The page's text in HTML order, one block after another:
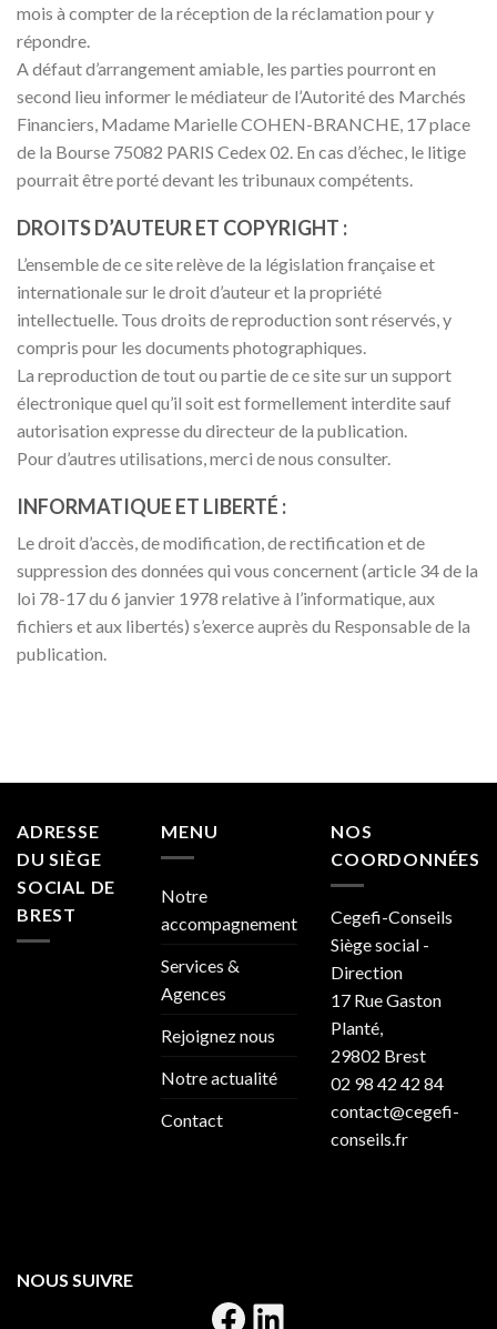
mois à compter de la réception de la réclamation pour y
répondre.
A défaut d’arrangement amiable, les parties pourront en
second lieu informer le médiateur de l’Autorité des Marchés
Financiers, Madame Marielle COHEN-BRANCHE, 17 place
de la Bourse 75082 PARIS Cedex 02. En cas d’échec, le litige
pourrait être porté devant les tribunaux compétents.
DROITS D’AUTEUR ET COPYRIGHT :
L’ensemble de ce site relève de la législation française et
internationale sur le droit d’auteur et la propriété
intellectuelle. Tous droits de reproduction sont réservés, y
compris pour les documents photographiques.
La reproduction de tout ou partie de ce site sur un support
électronique quel qu’il soit est formellement interdite sauf
autorisation expresse du directeur de la publication.
Pour d’autres utilisations, merci de nous consulter.
INFORMATIQUE ET LIBERTÉ :
Le droit d’accès, de modification, de rectification et de
suppression des données qui vous concernent (article 34 de la
loi 78-17 du 6 janvier 1978 relative à l’informatique, aux
fichiers et aux libertés) s’exerce auprès du Responsable de la
publication.
ADRESSE
DU SIÈGE
SOCIAL DE
BREST
MENU
Notre
accompagnement
Services &
Agences
Rejoignez nous
Notre actualité
Contact
NOS
COORDONNÉES
Cegefi-Conseils
Siège social -
Direction
17 Rue Gaston
Planté,
29802 Brest
02 98 42 42 84
contact@cegefi-
conseils.fr
NOUS SUIVRE
Facebook
LinkedIn